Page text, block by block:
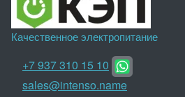
Качественное электропитание
+7 937 310 15 10
sales@intenso.name